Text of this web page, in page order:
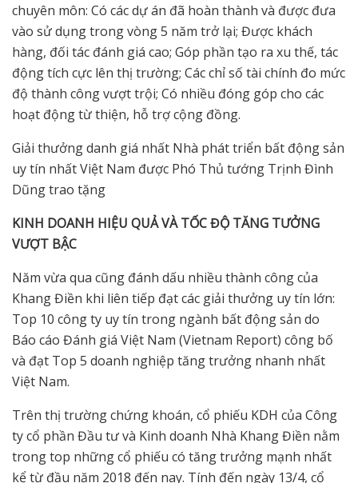
chuyên môn: Có các dự án đã hoàn thành và được đưa
vào sử dụng trong vòng 5 năm trở lại; Được khách
hàng, đối tác đánh giá cao; Góp phần tạo ra xu thế, tác
động tích cực lên thị trường; Các chỉ số tài chính đo mức
độ thành công vượt trội; Có nhiều đóng góp cho các
hoạt động từ thiện, hỗ trợ cộng đồng.
Giải thưởng danh giá nhất Nhà phát triển bất động sản
uy tín nhất Việt Nam được Phó Thủ tướng Trịnh Đình
Dũng trao tặng
KINH DOANH HIỆU QUẢ VÀ TỐC ĐỘ TĂNG TƯỞNG
VƯỢT BẬC
Năm vừa qua cũng đánh dấu nhiều thành công của
Khang Điền khi liên tiếp đạt các giải thưởng uy tín lớn:
Top 10 công ty uy tín trong ngành bất động sản do
Báo cáo Đánh giá Việt Nam (Vietnam Report) công bố
và đạt Top 5 doanh nghiệp tăng trưởng nhanh nhất
Việt Nam.
Trên thị trường chứng khoán, cổ phiếu KDH của Công
ty cổ phần Đầu tư và Kinh doanh Nhà Khang Điền nằm
trong top những cổ phiếu có tăng trưởng mạnh nhất
kể từ đầu năm 2018 đến nay. Tính đến ngày 13/4, cổ